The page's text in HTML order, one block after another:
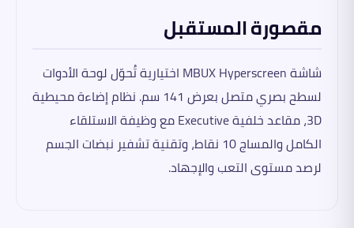
مقصورة المستقبل
شاشة MBUX Hyperscreen اختيارية تُحوّل لوحة الأدوات
لسطح بصري متصل بعرض 141 سم. نظام إضاءة محيطية
3D، مقاعد خلفية Executive مع وظيفة الاستلقاء
الكامل والمساج 10 نقاط، وتقنية تشفير نبضات الجسم
لرصد مستوى التعب والإجهاد.